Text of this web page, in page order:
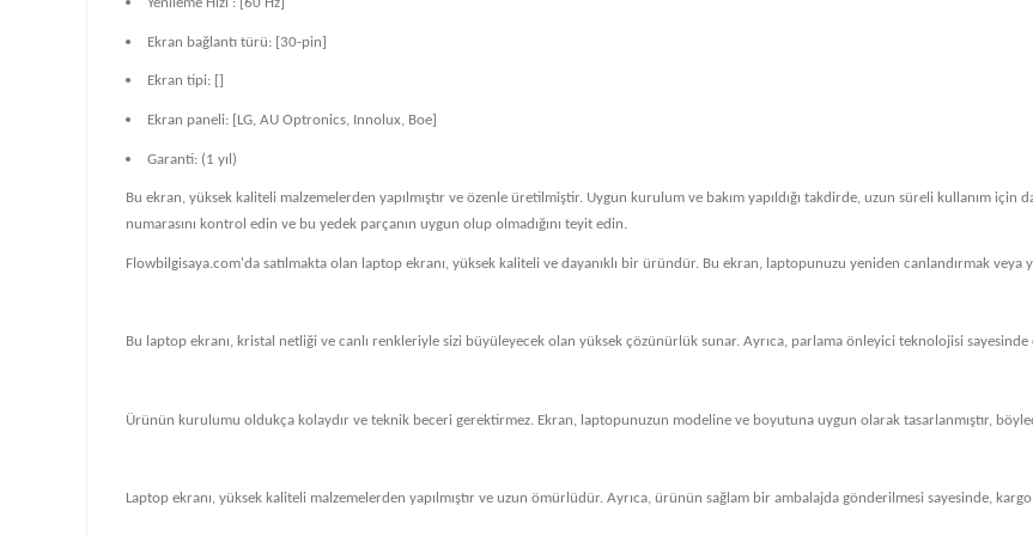
Ekran bağlantı türü: [30-pin]
Ekran tipi: []
Ekran paneli: [LG, AU Optronics, Innolux, Boe]
Garanti: (1 yıl)
Bu ekran, yüksek kaliteli malzemelerden yapılmıştır ve özenle üretilmiştir. Uygun kurulum ve bakım yapıldığı takdirde, uzun süreli kullanım için
numarasını kontrol edin ve bu yedek parçanın uygun olup olmadığını teyit edin.
Flowbilgisaya.com'da satılmakta olan laptop ekranı, yüksek kaliteli ve dayanıklı bir üründür. Bu ekran, laptopunuzu yeniden canlandırmak veya
Bu laptop ekranı, kristal netliği ve canlı renkleriyle sizi büyüleyecek olan yüksek çözünürlük sunar. Ayrıca, parlama önleyici teknolojisi sayesinde
Ürünün kurulumu oldukça kolaydır ve teknik beceri gerektirmez. Ekran, laptopunuzun modeline ve boyutuna uygun olarak tasarlanmıştır,
Laptop ekranı, yüksek kaliteli malzemelerden yapılmıştır ve uzun ömürlüdür. Ayrıca, ürünün sağlam bir ambalajda gönderilmesi sayesinde,